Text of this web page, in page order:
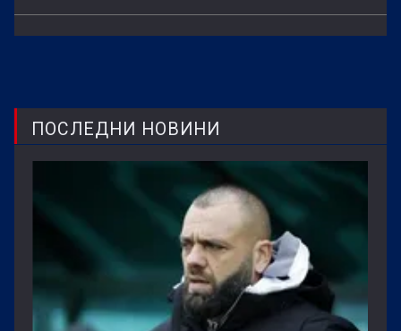
ПОСЛЕДНИ НОВИНИ